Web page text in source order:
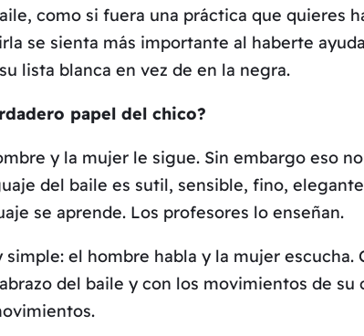
como si fuera una práctica que quieres
se sienta más importante al haberte
lista blanca en vez de en la negra.
papel del chico?
y la mujer le sigue. Sin embargo eso
del baile es sutil, sensible, fino,
se aprende. Los profesores lo enseñan.
simple: el hombre habla y la mujer
del baile y con los movimientos de